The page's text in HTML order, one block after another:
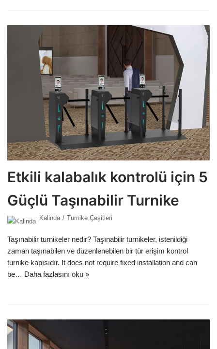
Etkili kalabalık kontrolü için 5
Güçlü Taşınabilir Turnike
Kalinda Turnike Çeşitleri
Taşınabilir turnikeler nedir? Taşınabilir turnikeler, istenildiği
zaman taşınabilen ve düzenlenebilen bir tür erişim kontrol
turnike kapısıdır. It does not require fixed installation and can
be… Daha fazlasını oku »